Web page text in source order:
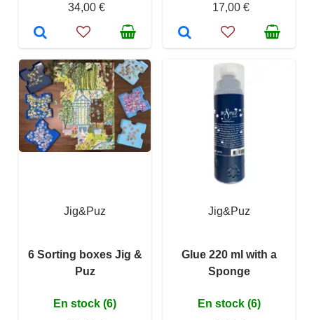
34,00 €
17,00 €
Jig&Puz
6 Sorting boxes Jig &
Puz
En stock (6)
Jig&Puz
Glue 220 ml with a
Sponge
En stock (6)